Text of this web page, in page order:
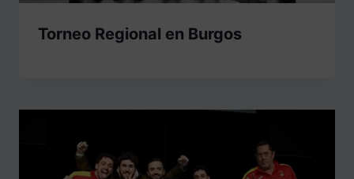
Torneo Regional en Burgos